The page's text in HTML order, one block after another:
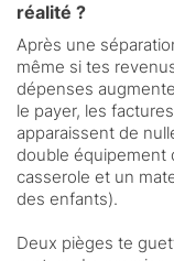
réalité ?
Après une
même si tes
dépenses
le payer, les
apparaissent de
double équipement
casserole et un
des enfants).
Deux pièges te